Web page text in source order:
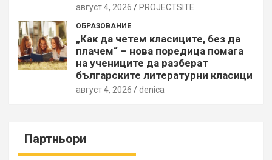
август 4, 2026 PROJECTSITЕ
ОБРАЗОВАНИЕ
„Как да четем класиците, без да
плачем“ – нова поредица помага
на учениците да разберат
българските литературни класици
август 4, 2026 denica
Партньори